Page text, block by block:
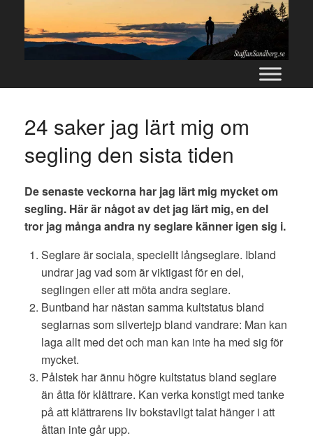
content
24 saker jag lärt mig om
segling den sista tiden
De senaste veckorna har jag lärt mig mycket om
segling. Här är något av det jag lärt mig, en del
tror jag många andra ny seglare känner igen sig i.
Seglare är sociala, speciellt långseglare. Ibland
undrar jag vad som är viktigast för en del,
seglingen eller att möta andra seglare.
Buntband har nästan samma kultstatus bland
seglarnas som silvertejp bland vandrare: Man kan
laga allt med det och man kan inte ha med sig för
mycket.
Pålstek har ännu högre kultstatus bland seglare
än åtta för klättrare. Kan verka konstigt med tanke
på att klättrarens liv bokstavligt talat hänger i att
åttan inte går upp.